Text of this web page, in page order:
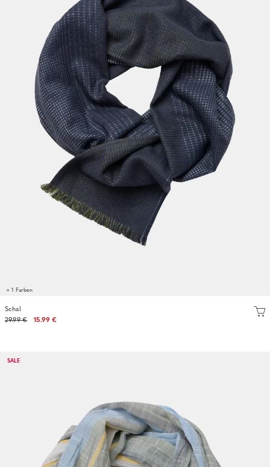
+ 1 Farben
Schal
29.99 €
15.99 €
SALE